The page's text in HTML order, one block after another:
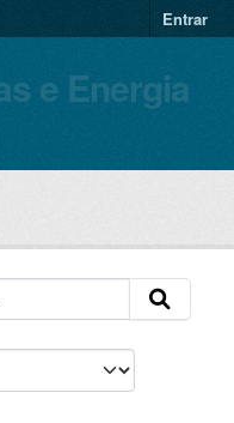
Entrar
e Energia